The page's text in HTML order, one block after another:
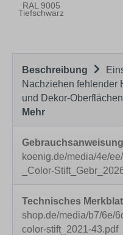
RAL 9005
Tiefschwarz
Beschreibung
Nachziehen fehlender
und Dekor-
Mehr
Gebrauchsanweisung
koenig.de/media/4e/
_Color-
Technisches
shop.de/media/b7/6e/
color-stift_2021-43.pdf